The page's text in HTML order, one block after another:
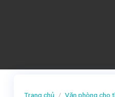
Trang chủ / Văn phòng cho